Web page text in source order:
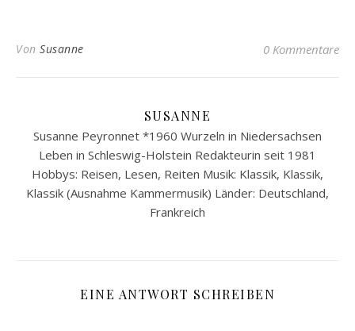
Von Susanne 0 Kommentare
SUSANNE
Susanne Peyronnet *1960 Wurzeln in Niedersachsen
Leben in Schleswig-Holstein Redakteurin seit 1981
Hobbys: Reisen, Lesen, Reiten Musik: Klassik, Klassik,
Klassik (Ausnahme Kammermusik) Länder: Deutschland,
Frankreich
EINE ANTWORT SCHREIBEN